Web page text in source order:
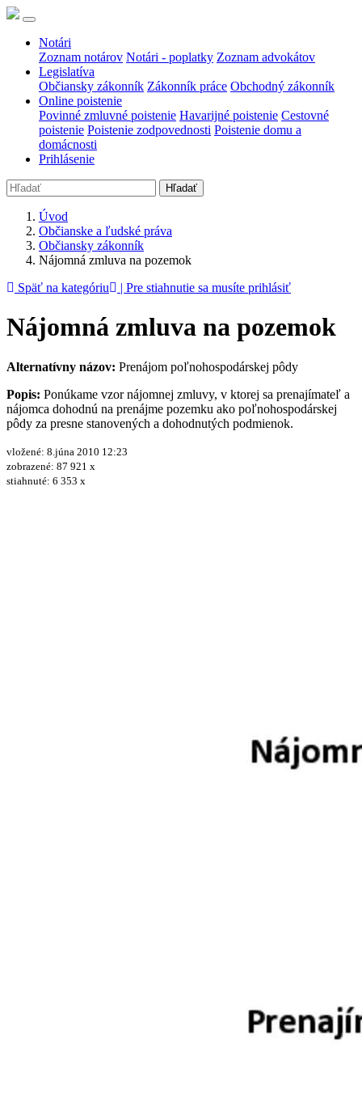
Notári
Zoznam notárov Notári - poplatky Zoznam advokátov
Legislatíva
Občiansky zákonník Zákonník práce Obchodný zákonník
Online poistenie
Povinné zmluvné poistenie Havarijné poistenie Cestovné
poistenie Poistenie zodpovednosti Poistenie domu a
domácnosti
Prihlásenie
Hľadať
Úvod
Občianske a ľudské práva
Občiansky zákonník
Nájomná zmluva na pozemok
Späť na kategóriu
| Pre stiahnutie sa musíte prihlásiť
Nájomná zmluva na pozemok
Alternatívny názov: Prenájom poľnohospodárskej pôdy
Popis: Ponúkame vzor nájomnej zmluvy, v ktorej sa prenajímateľ a
nájomca dohodnú na prenájme pozemku ako poľnohospodárskej
pôdy za presne stanovených a dohodnutých podmienok.
vložené: 8.júna 2010 12:23
zobrazené: 87 921 x
stiahnuté: 6 353 x